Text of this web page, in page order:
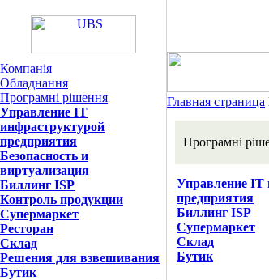
Компанія
Обладнання
Програмні рішення
Управление IT
инфраструктурой
предприятия
Безопасность и
виртуализация
Биллинг ISP
Контроль продукции
Супермаркет
Ресторан
Склад
Решения для взвешивания
Бутик
Главная страница
Програмні
Управление IT
предприятия
Биллинг ISP
Супермаркет
Склад
Бутик